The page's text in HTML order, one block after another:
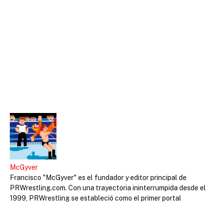
McGyver
Francisco "McGyver" es el fundador y editor principal de
PRWrestling.com. Con una trayectoria ininterrumpida desde el
1999, PRWrestling se estableció como el primer portal